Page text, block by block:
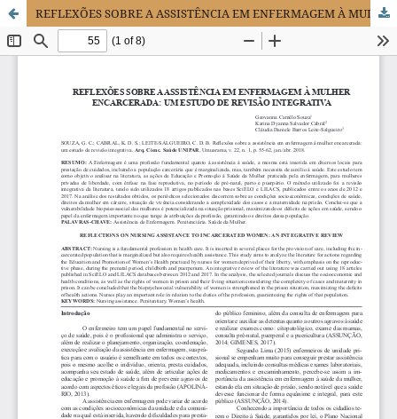
REFLEXÕES SOBRE A ASSISTÊNCIA EM ENFERMAGEM À MULHER ENCARCERADA: UM ESTUDO DE REVISÃO INTEGRATIVA